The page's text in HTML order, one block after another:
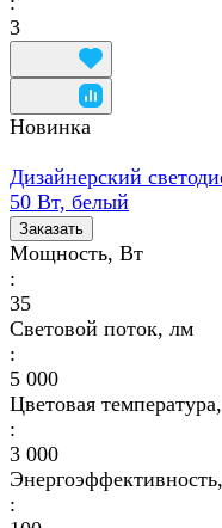
3
Новинка
Дизайнерский
50 Вт, белый
Заказать
Мощность, Вт
:
35
Световой поток, лм
:
5 000
Цветовая
:
3 000
: